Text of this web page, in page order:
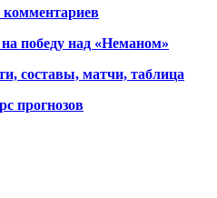
комментариев
победу над «Неманом»
составы, матчи, таблица
прогнозов